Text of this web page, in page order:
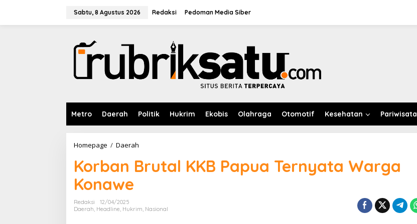
Sabtu, 8 Agustus 2026 Redaksi Pedoman Media Siber
Metro Daerah Politik Hukrim Ekobis Olahraga Otomotif Kesehatan Pariwisata
Homepage / Daerah
r
b
r
Korban Brutal KKB Papua Ternyata Warga
Konawe
Redaksi
12/04/2025
Daerah Headline Hukrim Nasional